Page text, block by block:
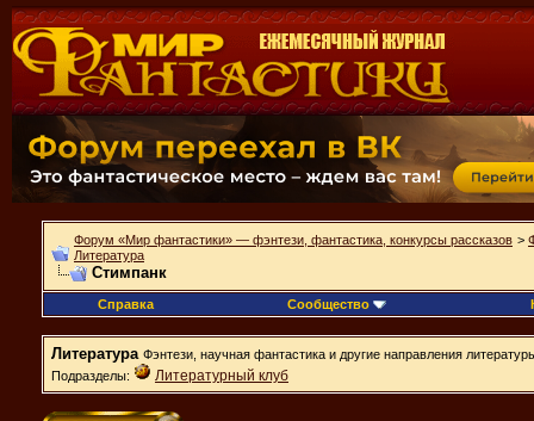
Форум «Мир фантастики» — фэнтези, фантастика, конкурсы рассказов >
Литература
Стимпанк
Справка Сообщество
Литература Фэнтези, научная фантастика и другие направления
Подразделы:
Литературный клуб